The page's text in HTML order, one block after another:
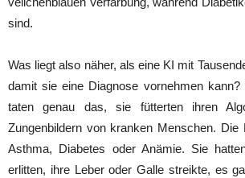
sind.
Was liegt also näher, als eine KI mit
damit sie eine Diagnose vornehmen kann?
taten genau das, sie fütterten ihren
Zungenbildern von kranken Menschen. Die
Asthma, Diabetes oder Anämie. Sie
erlitten, ihre Leber oder Galle streikte, es